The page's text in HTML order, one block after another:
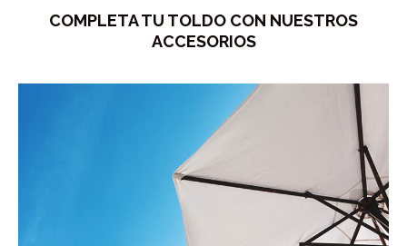
COMPLETA TU TOLDO CON NUESTROS
ACCESORIOS